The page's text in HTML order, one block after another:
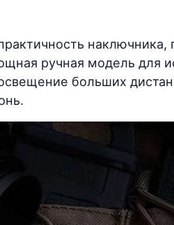
ручная модель для
больших